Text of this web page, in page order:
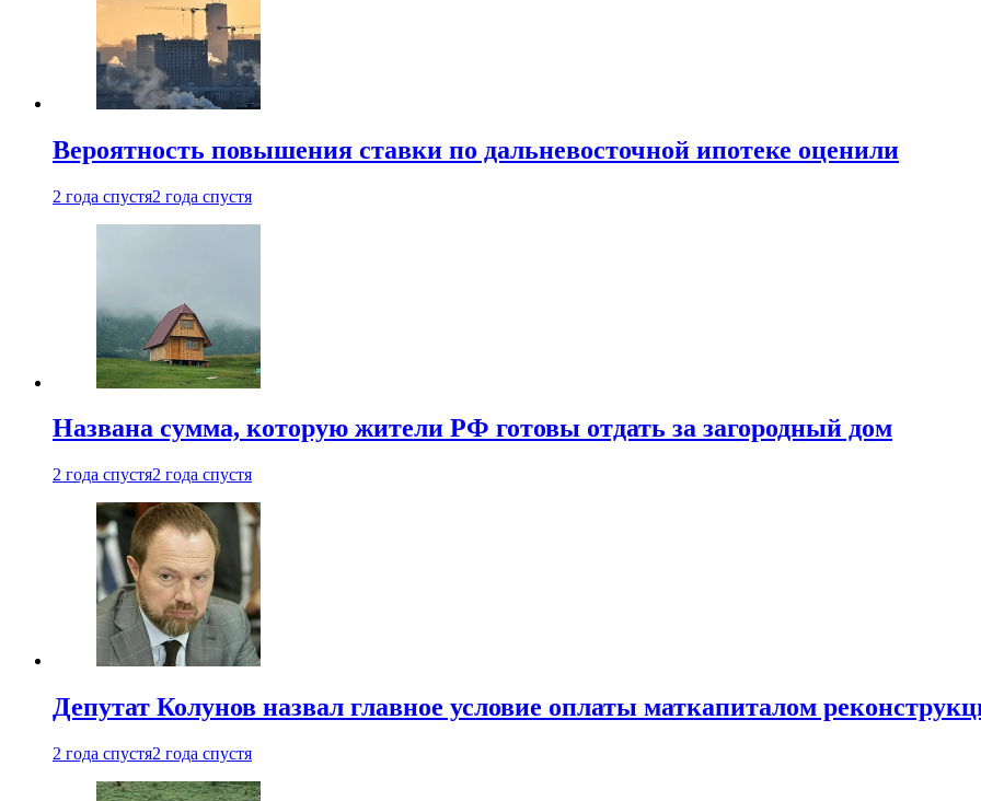
Вероятность повышения ставки по дальневосточной ипотеке оценили
2 года спустя2 года спустя
Названа сумма, которую жители РФ готовы отдать за загородный дом
2 года спустя2 года спустя
Депутат Колунов назвал главное условие оплаты маткапиталом
2 года спустя2 года спустя